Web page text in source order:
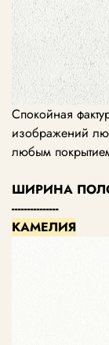
Спокойная
изображений
любым
ШИРИНА
---------------
КАМЕЛИЯ